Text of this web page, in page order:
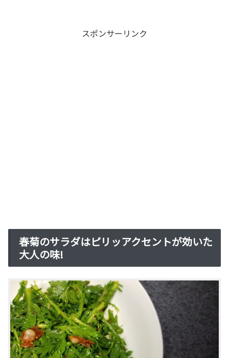
スポンサーリンク
春菊のサラダはピリッアクセントが効いた
大人の味!